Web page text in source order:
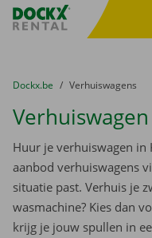
Fratello DEMO
U bevindt zich hier:
van
Dockx.be naar
Verhuiswagens
Huur je verhuiswagen in
aanbod verhuiswagens
situatie past. Verhuis je
wasmachine? Kies dan
krijg je jouw spullen in